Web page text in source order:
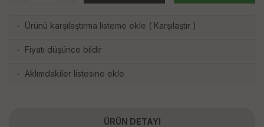
· Ürünü karşılaştırma listeme ekle ( Karşılaştır )
· Fiyatı düşünce bildir
· Aklımdakiler listesine ekle
ÜRÜN DETAYI